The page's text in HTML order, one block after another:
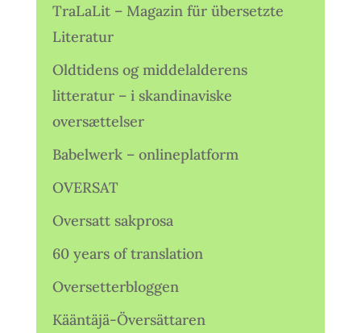
TraLaLit – Magazin für übersetzte
Literatur
Oldtidens og middelalderens
litteratur – i skandinaviske
oversættelser
Babelwerk – onlineplatform
OVERSAT
Oversatt sakprosa
60 years of translation
Oversetterbloggen
Kääntäjä-Översättaren